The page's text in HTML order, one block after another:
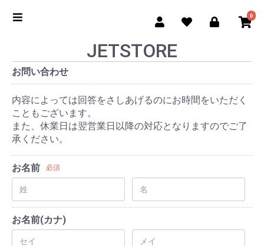
0
JETSTORE
お問い合わせ
内容によっては回答をさしあげるのにお時間をいただく
こともございます。
また、休業日は翌営業日以降の対応となりますのでご了
承ください。
お名前 必須
お名前(カナ)